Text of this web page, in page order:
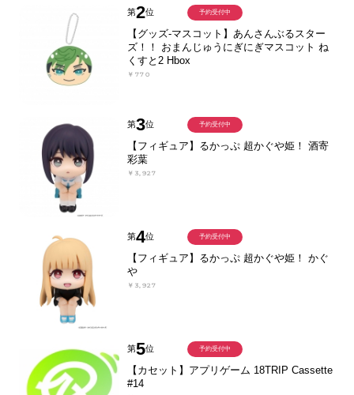
第2位
【グッズ-マスコット】あんさんぶるスター
ズ！！ おまんじゅうにぎにぎマスコット ね
くすと2 Hbox
￥770
予約受付中
第3位
【フィギュア】るかっぷ 超かぐや姫！ 酒寄
彩葉
￥3,927
予約受付中
第4位
【フィギュア】るかっぷ 超かぐや姫！ かぐ
や
￥3,927
予約受付中
第5位
【カセット】アプリゲーム 18TRIP Cassette
#14
予約受付中